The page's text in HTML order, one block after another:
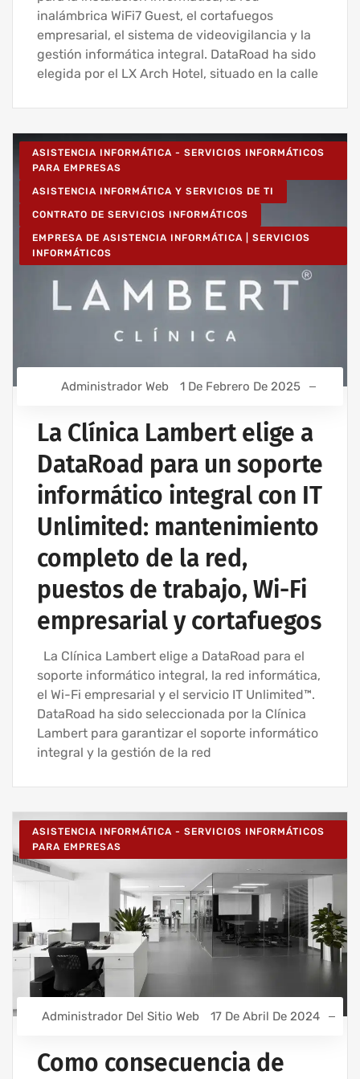
inalámbrica WiFi7 Guest, el cortafuegos
empresarial, el sistema de videovigilancia y la
gestión informática integral. DataRoad ha sido
elegida por el LX Arch Hotel, situado en la calle
ASISTENCIA INFORMÁTICA - SERVICIOS INFORMÁTICOS
PARA EMPRESAS
ASISTENCIA INFORMÁTICA Y SERVICIOS DE TI
CONTRATO DE SERVICIOS INFORMÁTICOS
EMPRESA DE ASISTENCIA INFORMÁTICA | SERVICIOS
INFORMÁTICOS
Administrador Web 1 De Febrero De 2025
La Clínica Lambert elige a
DataRoad para un soporte
informático integral con IT
Unlimited: mantenimiento
completo de la red,
puestos de trabajo, Wi-Fi
empresarial y cortafuegos
La Clínica Lambert elige a DataRoad para el
soporte informático integral, la red informática,
el Wi-Fi empresarial y el servicio IT Unlimited™.
DataRoad ha sido seleccionada por la Clínica
Lambert para garantizar el soporte informático
integral y la gestión de la red
ASISTENCIA INFORMÁTICA - SERVICIOS INFORMÁTICOS
PARA EMPRESAS
Administrador Del Sitio Web 17 De Abril De 2024
Como consecuencia de